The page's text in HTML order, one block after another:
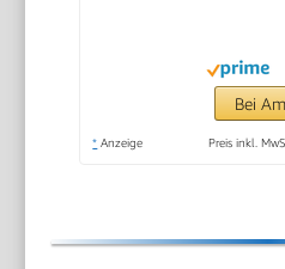
Bei
* Anzeige Preis inkl.